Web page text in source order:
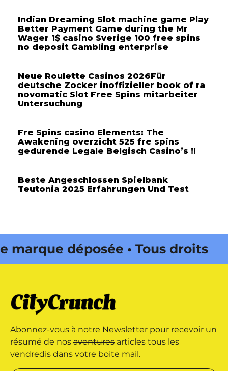
Indian Dreaming Slot machine game Play
Better Payment Game during the Mr
Wager 1$ casino Sverige 100 free spins
no deposit Gambling enterprise
Neue Roulette Casinos 2026Für
deutsche Zocker inoffizieller book of ra
novomatic Slot Free Spins mitarbeiter
Untersuchung
Fre Spins casino Elements: The
Awakening overzicht 525 fre spins
gedurende Legale Belgisch Casino’s !!
Beste Angeschlossen Spielbank
Teutonia 2025 Erfahrungen Und Test
déposée • Tous droits
déposée • Tous droits
par Buena Onda Web •
Abonnez-vous à notre Newsletter pour recevoir un
résumé de nos aventures articles tous les
vendredis dans votre boite mail.